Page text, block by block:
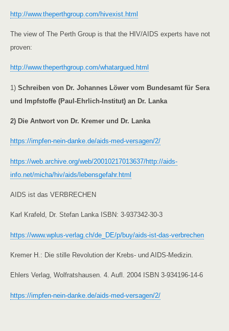
http://www.theperthgroup.com/hivexist.html
The view of The Perth Group is that the HIV/AIDS experts have not
proven:
http://www.theperthgroup.com/whatargued.html
1) Schreiben von Dr. Johannes Löwer vom Bundesamt für Sera
und Impfstoffe (Paul-Ehrlich-Institut) an Dr. Lanka
2) Die Antwort von Dr. Kremer und Dr. Lanka
https://impfen-nein-danke.de/aids-med-versagen/2/
https://web.archive.org/web/20010217013637/http://aids-
info.net/micha/hiv/aids/lebensgefahr.html
AIDS ist das VERBRECHEN
Karl Krafeld, Dr. Stefan Lanka ISBN: 3-937342-30-3
https://www.wplus-verlag.ch/de_DE/p/buy/aids-ist-das-verbrechen
Kremer H.: Die stille Revolution der Krebs- und AIDS-Medizin.
Ehlers Verlag, Wolfratshausen. 4. Aufl. 2004 ISBN 3-934196-14-6
https://impfen-nein-danke.de/aids-med-versagen/2/